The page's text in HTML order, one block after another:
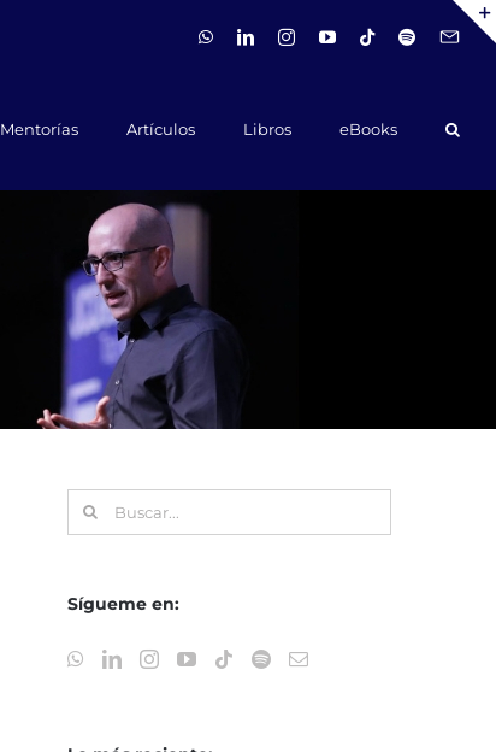
WhatsApp
LinkedInInstagramYouTubeTiktokSpotify
Mentorías Artículos Libros eBooks
Buscar:
Sígueme en: